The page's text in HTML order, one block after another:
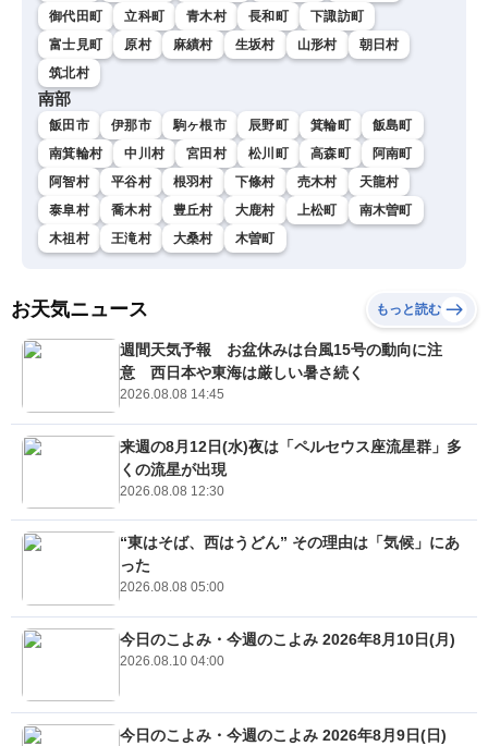
御代田町
立科町 青木村 長和町
下諏訪町
富士見町
原村 麻績村 生坂村 山形村
朝日村
筑北村
南部
飯田市 伊那市 駒ヶ根市 辰野町 箕輪町
飯島町
南箕輪村
中川村 宮田村 松川町 高森町
阿南町
阿智村
平谷村 根羽村 下條村 売木村
天龍村
泰阜村
喬木村 豊丘村 大鹿村 上松町
南木曽町
木祖村
王滝村 大桑村 木曽町
お天気ニュース もっと読む
週間天気予報 お盆休みは台風15号の動向に注
意 西日本や東海は厳しい暑さ続く
2026.08.08 14:45
来週の8月12日(水)夜は「ペルセウス座流星群」多
くの流星が出現
2026.08.08 12:30
“東はそば、西はうどん” その理由は「気候」にあ
った
2026.08.08 05:00
今日のこよみ・今週のこよみ 2026年8月10日(月)
2026.08.10 04:00
今日のこよみ・今週のこよみ 2026年8月9日(日)